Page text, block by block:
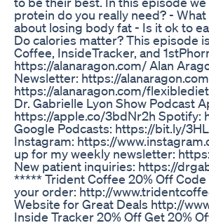
protein do you really need? -
about losing body fat - Is it ok to
Do calories matter? This episode
Coffee, InsideTracker, and
https://alanaragon.com/ Alan
Newsletter: https://
https://alanaragon.com/
Dr. Gabrielle Lyon Show Podcast
https://apple.co/3bdNr2h Spotify:
Google Podcasts: https://bit.ly/
Instagram: https://
up for my weekly newsletter:
New patient inquiries: https://
***** Trident Coffee 20% Off Code
your order: http://
Website for Great Deals http://
Inside Tracker 20% Off Get 20%